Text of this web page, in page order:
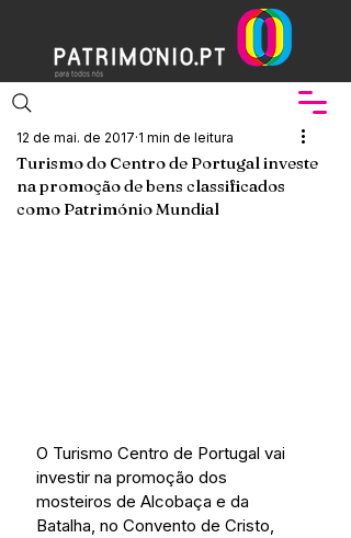
Turismo do Centro de Portugal investe
na promoção de bens classificados
como Património Mundial
12 de mai. de 2017 1 min de leitura
O Turismo Centro de Portugal vai
investir na promoção dos
mosteiros de Alcobaça e da
Batalha, no Convento de Cristo,